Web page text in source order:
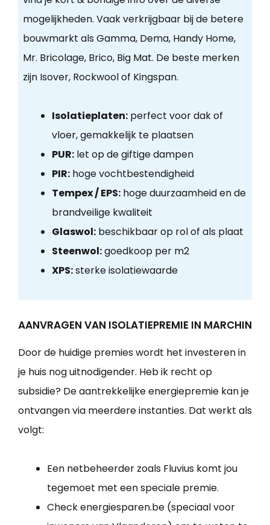
mogelijkheden. Vaak verkrijgbaar bij de betere
bouwmarkt als Gamma, Dema, Handy Home,
Mr. Bricolage, Brico, Big Mat. De beste merken
zijn Isover, Rockwool of Kingspan.
Isolatieplaten:perfect voor dak of
vloer, gemakkelijk te plaatsen
PUR:let op de giftige dampen
PIR:hoge vochtbestendigheid
Tempex / EPS:hoge duurzaamheid en de
brandveilige kwaliteit
Glaswol:beschikbaar op rol of als plaat
Steenwol:goedkoop per m2
XPS:sterke isolatiewaarde
AANVRAGEN VAN ISOLATIEPREMIE IN MARCHIN
Door de huidige premies wordt het investeren in
je huis nog uitnodigender. Heb ik recht op
subsidie? De aantrekkelijke energiepremie kan je
ontvangen via meerdere instanties. Dat werkt als
volgt:
Een netbeheerder zoals Fluvius komt jou
tegemoet met een speciale premie.
Check energiesparen.be (speciaal voor